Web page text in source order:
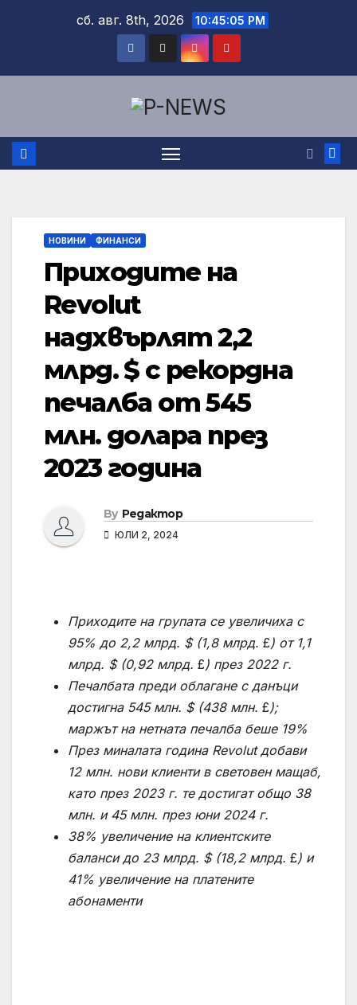
сб. авг. 8th, 2026 10:45:06 PM
НОВИНИ ФИНАНСИ
Приходите на
Revolut
надхвърлят 2,2
млрд. $ с рекордна
печалба от 545
млн. долара през
2023 година
By Редактор
ЮЛИ 2, 2024
Приходите на групата се увеличиха с
95% до 2,2 млрд. $ (1,8 млрд. £) от 1,1
млрд. $ (0,92 млрд. £) през 2022 г.
Печалбата преди облагане с данъци
достигна 545 млн. $ (438 млн. £);
маржът на нетната печалба беше 19%
През миналата година Revolut добави
12 млн. нови клиенти в световен мащаб,
като през 2023 г. те достигат общо 38
млн. и 45 млн. през юни 2024 г.
38% увеличение на клиентските
баланси до 23 млрд. $ (18,2 млрд. £) и
41% увеличение на платените
абонаменти